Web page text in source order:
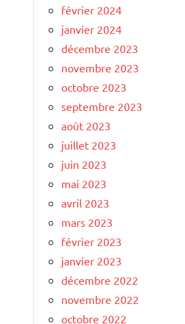
février 2024
janvier 2024
décembre 2023
novembre 2023
octobre 2023
septembre 2023
août 2023
juillet 2023
juin 2023
mai 2023
avril 2023
mars 2023
février 2023
janvier 2023
décembre 2022
novembre 2022
octobre 2022